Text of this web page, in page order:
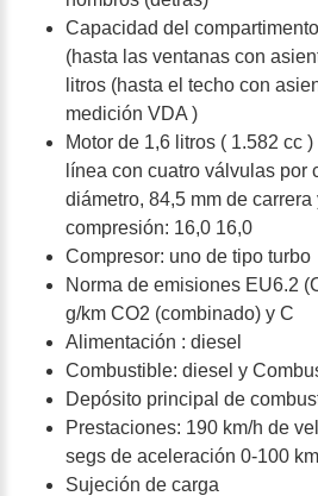
Capacidad del
(hasta las ventanas con
litros (hasta el techo con
medición VDA )
Motor de 1,6 litros ( 1.582 cc
línea con cuatro válvulas por
diámetro, 84,5 mm de
compresión: 16,0 16,0
Compresor: uno de tipo turbo
Norma de emisiones EU6.2
g/km CO2 (combinado) y C
Alimentación : diesel
Combustible: diesel y
Depósito principal de
Prestaciones: 190 km/h de
segs de aceleración 0-100
Sujeción de carga